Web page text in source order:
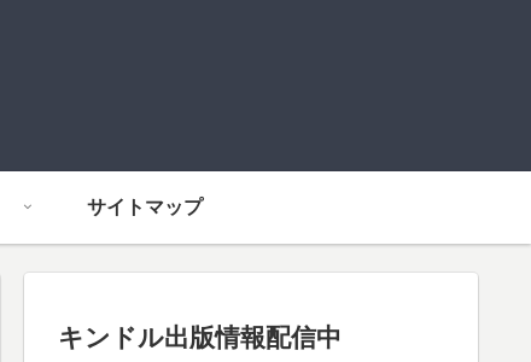
サイトマップ
キンドル出版情報配信中